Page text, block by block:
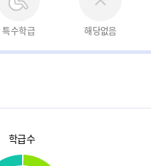
특수학급 해당없음
학급수